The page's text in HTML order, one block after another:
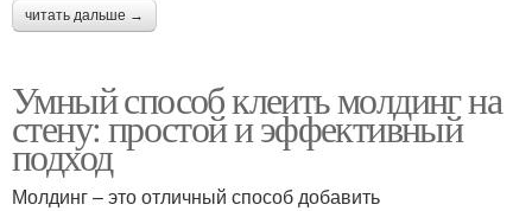
читать дальше →
Умный способ клеить молдинг на
стену: простой и эффективный
подход
Молдинг – это отличный способ добавить